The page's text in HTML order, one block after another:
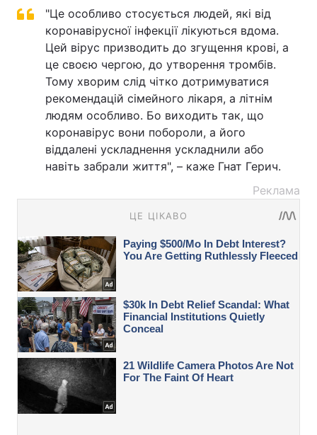
"Це особливо стосується людей, які від
коронавірусної інфекції лікуються вдома.
Цей вірус призводить до згущення крові, а
це своєю чергою, до утворення тромбів.
Тому хворим слід чітко дотримуватися
рекомендацій сімейного лікаря, а літнім
людям особливо. Бо виходить так, що
коронавірус вони побороли, а його
віддалені ускладнення ускладнили або
навіть забрали життя", – каже Гнат Герич.
Реклама